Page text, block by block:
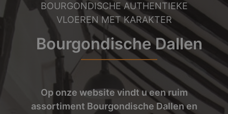
BOURGONDISCHE AUTHENTIEKE
VLOEREN MET KARAKTER
Bourgondische Dallen
Op onze website vindt u een ruim
assortiment Bourgondische Dallen en